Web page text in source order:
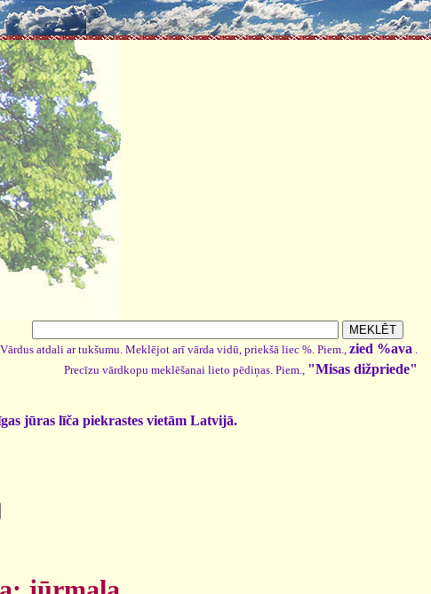
Vārdus atdali ar tukšumu. Meklējot arī vārda vidū, priekšā liec %. Piem., zied %ava .
Precīzu vārdkopu meklēšanai lieto pēdiņas. Piem., "Misas dižpriede"
jūras līča piekrastes vietām Latvijā.